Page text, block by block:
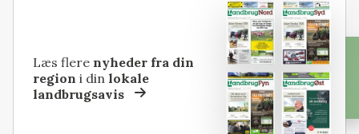
Læs flere nyheder fra din
region i dinlokale
landbrugsavis